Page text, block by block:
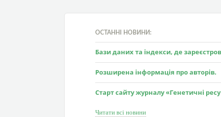
ОСТАННІ НОВИНИ:
Бази даних та індекси, де
Розширена інформація про авторів.
Старт сайту журналу «Генетичні
Читати всі новини